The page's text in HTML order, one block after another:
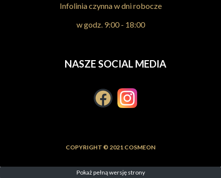
Infolinia czynna w dni robocze
w godz. 9:00 - 18:00
NASZE SOCIAL MEDIA
COPYRIGHT © 2021 COSMEON
Pokaż pełną wersję strony